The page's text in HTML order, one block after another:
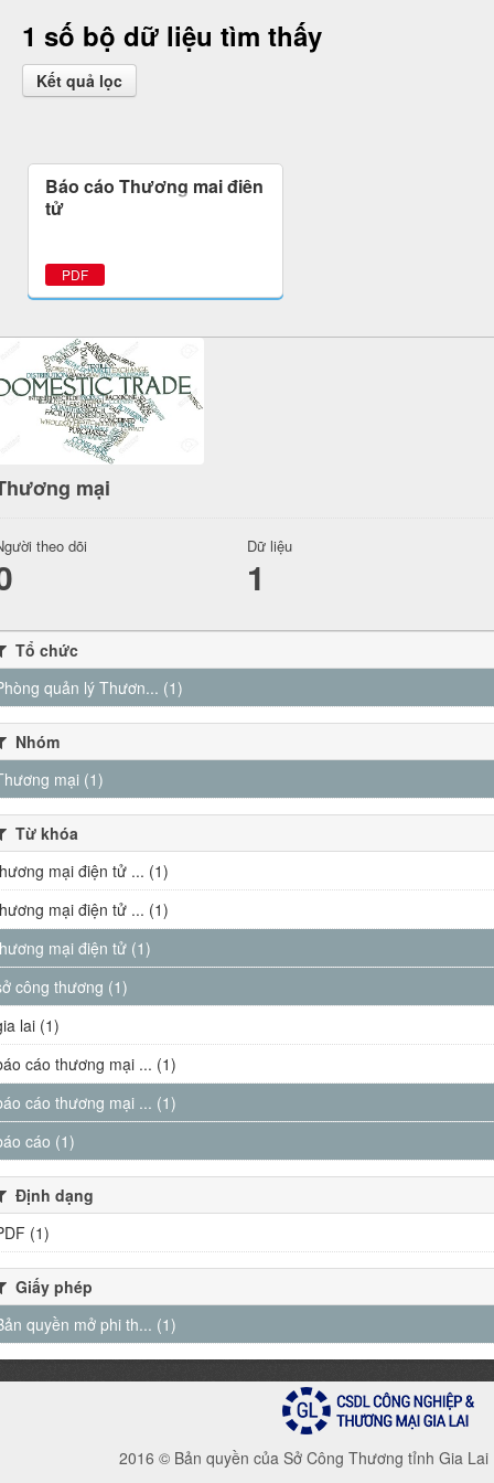
1 số bộ dữ liệu tìm thấy
Kết quả lọc
Báo cáo Thương mại điện
tử
PDF
mại
theo dõi Dữ liệu
1
Tổ chức
quản lý Thươn... (1)
Nhóm
mại (1)
Từ khóa
mại điện tử ... (1)
mại điện tử ... (1)
mại điện tử (1)
công thương (1)
lai (1)
cáo thương mại ... (1)
cáo thương mại ... (1)
cáo (1)
Định dạng
(1)
Giấy phép
quyền mở phi th... (1)
2016 © Bản quyền của Sở Công Thương tỉnh Gia Lai